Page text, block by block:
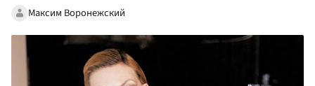
Максим Воронежский